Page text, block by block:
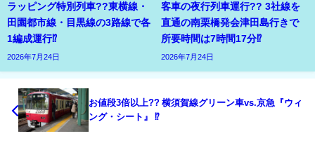
ラッピング特別列車??東横線・
田園都市線・目黒線の3路線で各
1編成運行⁉
2026年7月24日
客車の夜行列車運行?? 3社線を
直通の南栗橋発会津田島行きで
所要時間は7時間17分⁉
2026年7月24日
お値段3倍以上?? 横須賀線グリーン車vs.京急『ウィ
ング・シート』 ⁉